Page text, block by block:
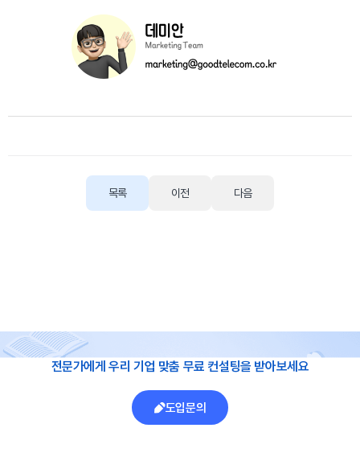
목록 이전 다음
전문가에게 우리 기업 맞춤 무료 컨설팅을 받아보세요
도입문의